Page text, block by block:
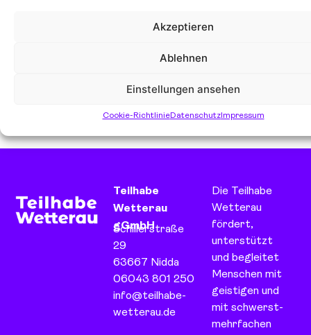
Akzeptieren
Ablehnen
Einstellungen ansehen
Cookie-RichtlinieDatenschutzImpressum
leisten. Die Werkstätten bieten den Mitarbeitern
Arbeitsalltag sowie Raum für soziale Kontakte,
Sie ist sich sicher, dass die Spende des Inner
Teilhabe
Wetterau
gGmbH
Schillerstraße
29
63667 Nidda
06043 801 250
info@teilhabe-
wetterau.de
Die Teilhabe
Wetterau
fördert,
unterstützt
und begleitet
Menschen mit
geistigen und
mit schwerst-
mehrfachen